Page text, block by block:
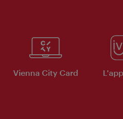
Vienna City Card